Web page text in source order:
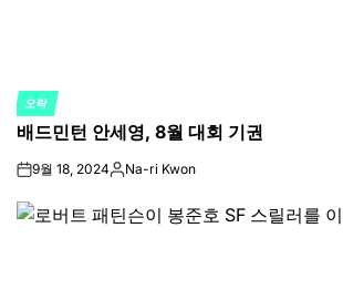
POSTED
IN
오락
배드민턴 안세영, 8월 대회 기권
on9월 18, 2024Posted
Na-ri Kwon